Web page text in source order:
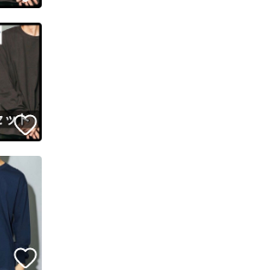
ユーザーにバッジを付与しています
基準をクリアした安心・安全なユーザーです
フリマの取引を完了させた実績があります
他フリマサービスでの取引実績があります
報をコピーします
ます
品ページへ
いいね！
いいね！